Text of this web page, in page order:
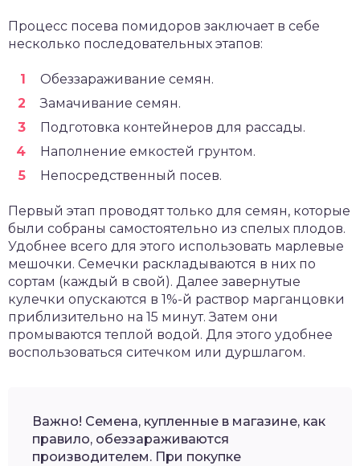
Процесс посева помидоров заключает в себе
несколько последовательных этапов:
Обеззараживание семян.
Замачивание семян.
Подготовка контейнеров для рассады.
Наполнение емкостей грунтом.
Непосредственный посев.
Первый этап проводят только для семян, которые
были собраны самостоятельно из спелых плодов.
Удобнее всего для этого использовать марлевые
мешочки. Семечки раскладываются в них по
сортам (каждый в свой). Далее завернутые
кулечки опускаются в 1%-й раствор марганцовки
приблизительно на 15 минут. Затем они
промываются теплой водой. Для этого удобнее
воспользоваться ситечком или дуршлагом.
Важно! Семена, купленные в магазине, как
правило, обеззараживаются
производителем. При покупке